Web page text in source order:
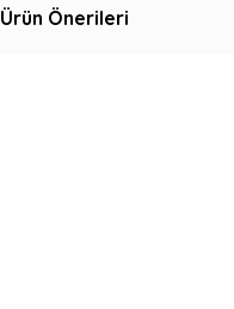
Ürün Önerileri